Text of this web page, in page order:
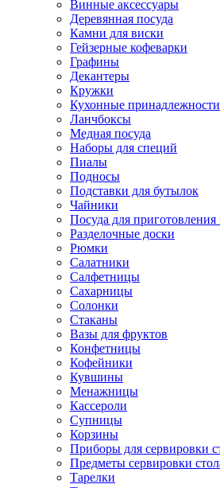
Винные аксессуары
Деревянная посуда
Камни для виски
Гейзерные кофеварки
Графины
Декантеры
Кружки
Кухонные принадлежности
Ланчбоксы
Медная посуда
Наборы для специй
Пиалы
Подносы
Подставки для бутылок
Чайники
Посуда для
Разделочные доски
Рюмки
Салатники
Салфетницы
Сахарницы
Солонки
Стаканы
Вазы для фруктов
Конфетницы
Кофейники
Кувшины
Менажницы
Кассероли
Супницы
Корзины
Приборы для сервировки
Предметы сервировки
Тарелки